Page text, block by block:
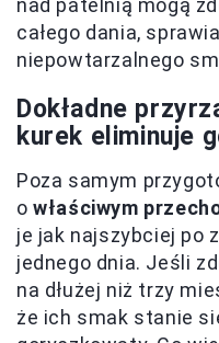
nad patelnią mogą
całego dania,
niepowtarzalnego
Dokładne
kurek eliminuje
Poza samym
owłaściwym
je jak najszybciej po
jednego dnia. Jeśli
na dłużej niż trzy
że ich smak stanie